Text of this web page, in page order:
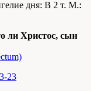
дня: В 2 т. М.:
ли Христос, сын
23